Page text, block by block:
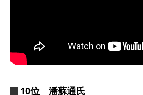
10位 潘蘇通氏